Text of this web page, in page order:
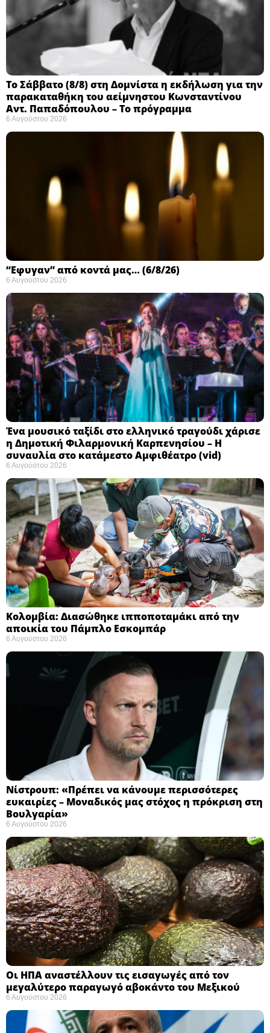
Το Σάββατο (8/8) στη Δομνίστα η εκδήλωση για την
παρακαταθήκη του αείμνηστου Κωνσταντίνου
Αντ. Παπαδόπουλου – Το πρόγραμμα
6 Αυγούστου 2026
“Εφυγαν” από κοντά μας… (6/8/26)
6 Αυγούστου 2026
Ένα μουσικό ταξίδι στο ελληνικό τραγούδι χάρισε
η Δημοτική Φιλαρμονική Καρπενησίου – Η
συναυλία στο κατάμεστο Αμφιθέατρο (vid)
6 Αυγούστου 2026
Κολομβία: Διασώθηκε ιπποποταμάκι από την
αποικία του Πάμπλο Εσκομπάρ ​
6 Αυγούστου 2026
Νίστρουπ: «Πρέπει να κάνουμε περισσότερες
ευκαιρίες – Μοναδικός μας στόχος η πρόκριση στη
Βουλγαρία» ​
6 Αυγούστου 2026
Οι ΗΠΑ αναστέλλουν τις εισαγωγές από τον
μεγαλύτερο παραγωγό αβοκάντο του Μεξικού ​
6 Αυγούστου 2026